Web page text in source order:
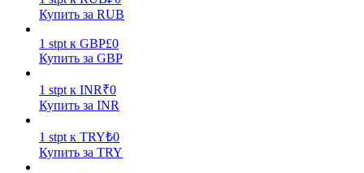
Стейкинг
Высокая прибыль и мгновенный доступ
Купить за RUB
1 stpt к GBP£0
Купить за GBP
1 stpt к INR₹0
Купить за INR
1 stpt к TRY₺0
Купить за TRY